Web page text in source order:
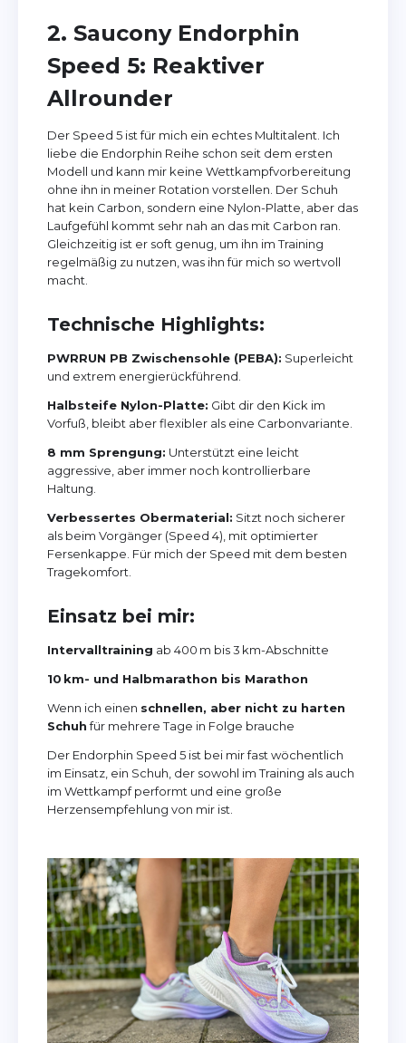
2. Saucony Endorphin
Speed 5: Reaktiver
Allrounder
Der Speed 5 ist für mich ein echtes Multitalent. Ich
liebe die Endorphin Reihe schon seit dem ersten
Modell und kann mir keine Wettkampfvorbereitung
ohne ihn in meiner Rotation vorstellen. Der Schuh
hat kein Carbon, sondern eine Nylon-Platte, aber das
Laufgefühl kommt sehr nah an das mit Carbon ran.
Gleichzeitig ist er soft genug, um ihn im Training
regelmäßig zu nutzen, was ihn für mich so wertvoll
macht.
Technische Highlights:
PWRRUN PB Zwischensohle (PEBA): Superleicht
und extrem energierückführend.
Halbsteife Nylon-Platte: Gibt dir den Kick im
Vorfuß, bleibt aber flexibler als eine Carbonvariante.
8 mm Sprengung: Unterstützt eine leicht
aggressive, aber immer noch kontrollierbare
Haltung.
Verbessertes Obermaterial: Sitzt noch sicherer
als beim Vorgänger (Speed 4), mit optimierter
Fersenkappe. Für mich der Speed mit dem besten
Tragekomfort.
Einsatz bei mir:
Intervalltraining ab 400 m bis 3 km-Abschnitte
10 km- und Halbmarathon bis Marathon
Wenn ich einen schnellen, aber nicht zu harten
Schuhfür mehrere Tage in Folge brauche
Der Endorphin Speed 5 ist bei mir fast wöchentlich
im Einsatz, ein Schuh, der sowohl im Training als auch
im Wettkampf performt und eine große
Herzensempfehlung von mir ist.